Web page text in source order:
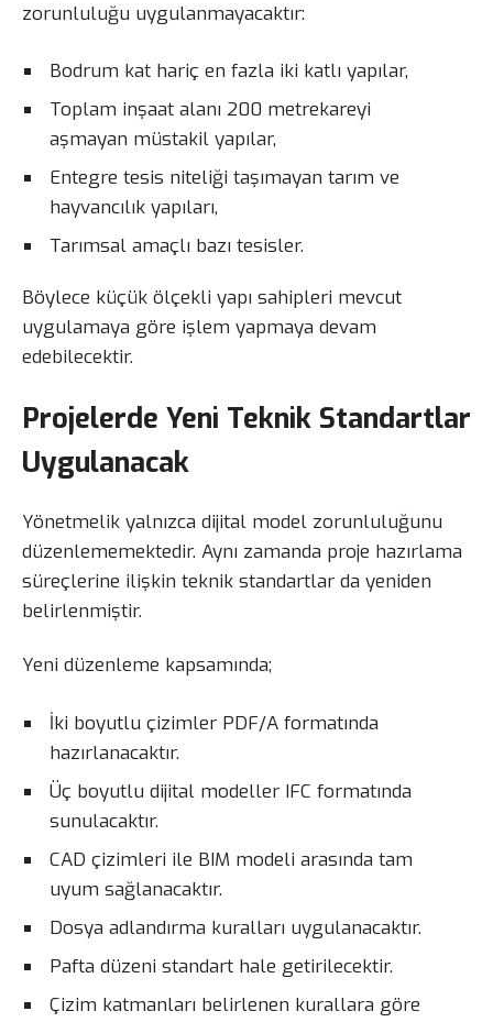
zorunluluğu uygulanmayacaktır:
Bodrum kat hariç en fazla iki katlı yapılar,
Toplam inşaat alanı 200 metrekareyi
aşmayan müstakil yapılar,
Entegre tesis niteliği taşımayan tarım ve
hayvancılık yapıları,
Tarımsal amaçlı bazı tesisler.
Böylece küçük ölçekli yapı sahipleri mevcut
uygulamaya göre işlem yapmaya devam
edebilecektir.
Projelerde Yeni Teknik Standartlar
Uygulanacak
Yönetmelik yalnızca dijital model zorunluluğunu
düzenlememektedir. Aynı zamanda proje hazırlama
süreçlerine ilişkin teknik standartlar da yeniden
belirlenmiştir.
Yeni düzenleme kapsamında;
İki boyutlu çizimler PDF/A formatında
hazırlanacaktır.
Üç boyutlu dijital modeller IFC formatında
sunulacaktır.
CAD çizimleri ile BIM modeli arasında tam
uyum sağlanacaktır.
Dosya adlandırma kuralları uygulanacaktır.
Pafta düzeni standart hale getirilecektir.
Çizim katmanları belirlenen kurallara göre